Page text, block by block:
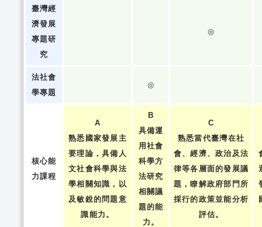
臺灣經
濟發展
專題研
究
◎
法社會
學專題
◎
核心能
力課程
A
熟悉國家發展主
要理論，具備人
文社會科學與法
學相關知識，以
及敏銳的問題意
識能力。
B
具備運
用社會
科學方
法研究
相關議
題的能
力。
C
熟悉當代臺灣在社
會、經濟、政治及法
律等各層面的發展議
題，瞭解政府部門所
採行的政策並能分析
評估。